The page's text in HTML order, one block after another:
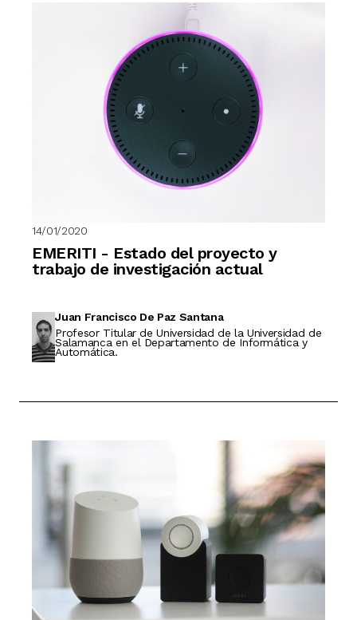
14/01/2020
EMERITI - Estado del proyecto y
trabajo de investigación actual
Juan Francisco De Paz Santana
Profesor Titular de Universidad de la Universidad de
Salamanca en el Departamento de Informática y
Automática.